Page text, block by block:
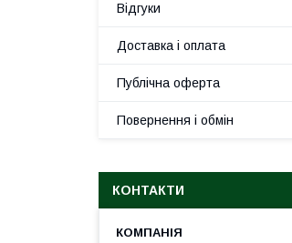
Відгуки
Доставка і оплата
Публічна оферта
Повернення і обмін
КОНТАКТИ